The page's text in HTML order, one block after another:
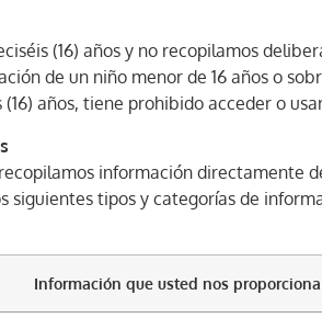
(16) años y no recopilamos
de un niño menor de 16 años o
años, tiene prohibido acceder o
información directamente
siguientes tipos y categorías de
Información que usted nos proporciona